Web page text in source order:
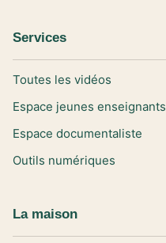
Services
Toutes les vidéos
Espace jeunes enseignants
Espace documentaliste
Outils numériques
La maison